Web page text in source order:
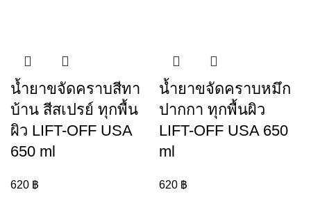
น้ำยาขจัดคราบสีทา
บ้าน สีสเปรย์ ทุกพื้น
ผิว LIFT-OFF USA
650 ml
620 ฿
น้ำยาขจัดคราบหมึก
ปากกา ทุกพื้นผิว
LIFT-OFF USA 650
ml
620 ฿